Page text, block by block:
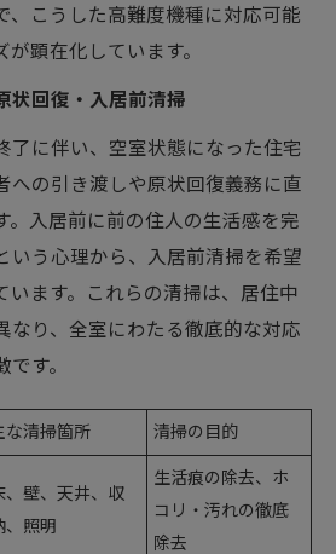
、こうした高難度機種に対応可能
顕在化しています。
状回復・入居前清掃
了に伴い、空室状態になった住宅
への引き渡しや原状回復義務に直
。入居前に前の住人の生活感を完
いう心理から、入居前清掃を希望
います。これらの清掃は、居住中
なり、全室にわたる徹底的な対応
す。
な清掃箇所 清掃の目的
、壁、天井、収
、照明
生活痕の除去、ホ
コリ・汚れの徹底
除去